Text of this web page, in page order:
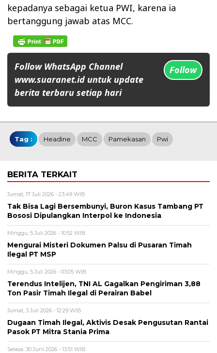
kepadanya sebagai ketua PWI, karena ia
bertanggung jawab atas MCC.
Follow WhatsApp Channel
www.suaranet.id untuk update
berita terbaru setiap hari
Follow
Tag : Headine MCC Pamekasan Pwi
BERITA TERKAIT
Jumat, 17 Juli 2026 - 23:49 WIB
Tak Bisa Lagi Bersembunyi, Buron Kasus Tambang PT
Bososi Dipulangkan Interpol ke Indonesia
Minggu, 5 Juli 2026 - 10:52 WIB
Mengurai Misteri Dokumen Palsu di Pusaran Timah
Ilegal PT MSP
Minggu, 5 Juli 2026 - 03:05 WIB
Terendus Intelijen, TNI AL Gagalkan Pengiriman 3,88
Ton Pasir Timah Ilegal di Perairan Babel
Jumat, 3 Juli 2026 - 12:29 WIB
Dugaan Timah Ilegal, Aktivis Desak Pengusutan Rantai
Pasok PT Mitra Stania Prima
Selasa, 30 Juni 2026 - 13:51 WIB